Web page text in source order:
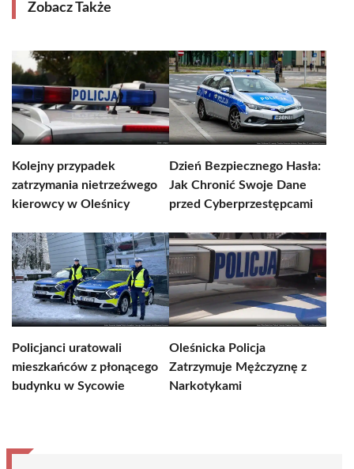
Zobacz Także
Kolejny przypadek
zatrzymania nietrzeźwego
kierowcy w Oleśnicy
Dzień Bezpiecznego Hasła:
Jak Chronić Swoje Dane
przed Cyberprzestępcami
Policjanci uratowali
mieszkańców z płonącego
budynku w Sycowie
Oleśnicka Policja
Zatrzymuje Mężczyznę z
Narkotykami